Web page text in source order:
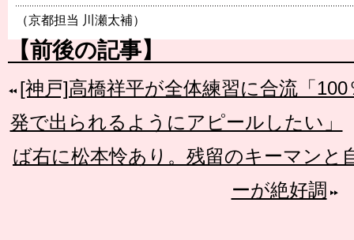
（京都担当 川瀬太補）
【前後の記事】
[神戸]高橋祥平が全体練習に合流「
発で出られるようにアピールしたい」
ば右に松本怜あり。残留のキーマンと
ーが絶好調